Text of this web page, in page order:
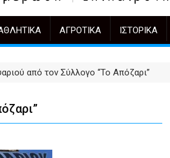
ΑΓΡΟΤΙΚΆ ΙΣΤΟΡΙΚΆ
από τον Σύλλογο “Το Απόζαρι”